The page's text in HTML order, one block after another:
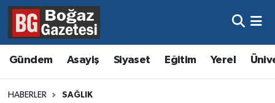
Gündem Asayiş Siyaset Eğitim Yerel
HABERLER SAĞLIK
Asayiş
Eğitim
Hava Durumu
Trafik Durumu